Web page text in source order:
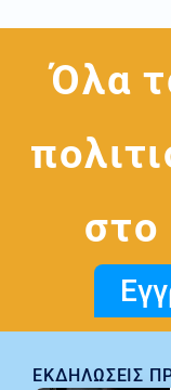
Όλα
ΕΚΔΗΛΏΣΕΙΣ